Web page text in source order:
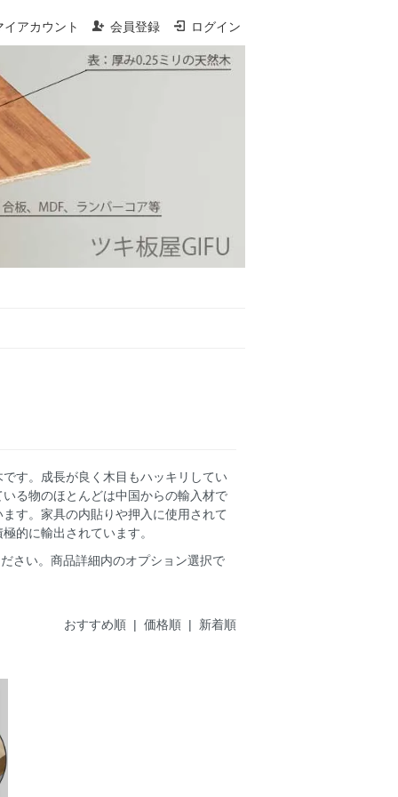
イアカウント 会員登録 ログイン
す。成長が良く木目もハッキリしてい
る物のほとんどは中国からの輸入材で
す。家具の内貼りや押入に使用されて
的に輸出されています。
さい。商品詳細内のオプション選択で
おすすめ順 | 価格順 | 新着順